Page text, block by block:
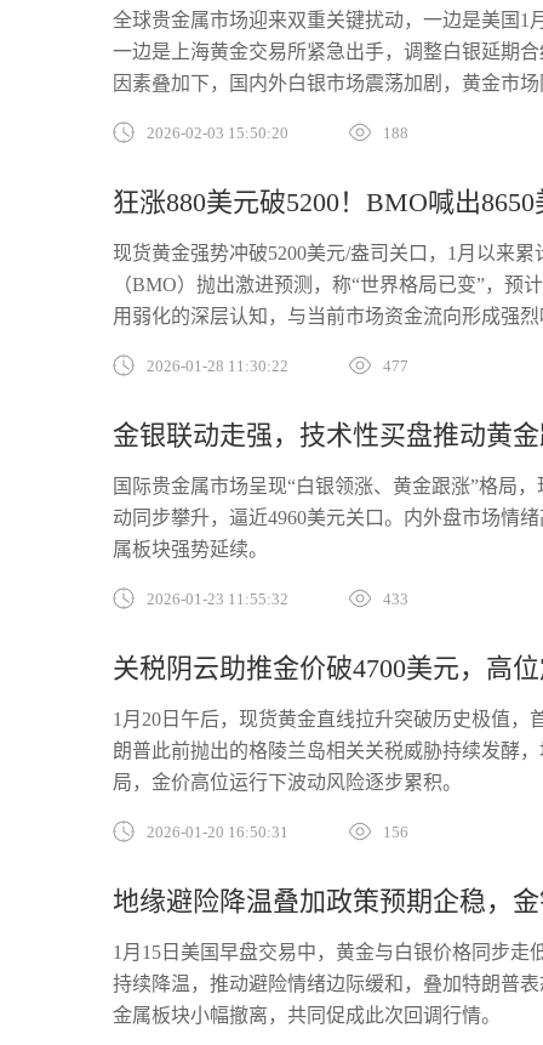
全球贵金属市场迎来双重关键扰动，一边是美国1
一边是上海黄金交易所紧急出手，调整白银延期
因素叠加下，国内外白银市场震荡加剧，黄金市
2026-02-03 15:50:20 188
狂涨880美元破5200！BMO喊出8650
现货黄金强势冲破5200美元/盎司关口，1月以来
（BMO）抛出激进预测，称“世界格局已变”，预
用弱化的深层认知，与当前市场资金流向形成强
2026-01-28 11:30:22 477
金银联动走强，技术性买盘推动黄
国际贵金属市场呈现“白银领涨、黄金跟涨”格局
动同步攀升，逼近4960美元关口。内外盘市场情
属板块强势延续。
2026-01-23 11:55:32 433
关税阴云助推金价破4700美元，高
1月20日午后，现货黄金直线拉升突破历史极值，
朗普此前抛出的格陵兰岛相关关税威胁持续发酵
局，金价高位运行下波动风险逐步累积。
2026-01-20 16:50:31 156
地缘避险降温叠加政策预期企稳，
1月15日美国早盘交易中，黄金与白银价格同步
持续降温，推动避险情绪边际缓和，叠加特朗普
金属板块小幅撤离，共同促成此次回调行情。